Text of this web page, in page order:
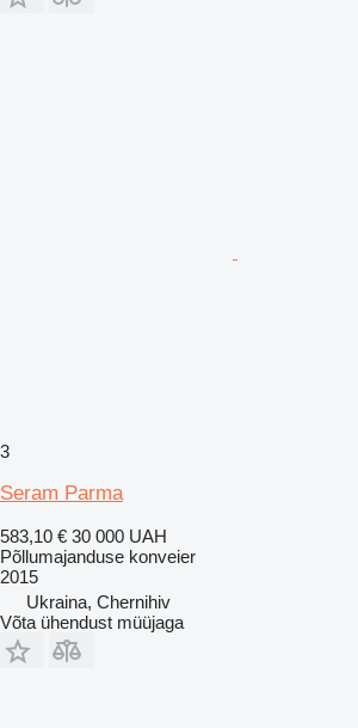
3
Seram Parma
583,10 € 30 000 UAH
Põllumajanduse konveier
2015
Ukraina, Chernihiv
Võta ühendust müüjaga